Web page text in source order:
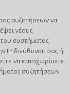
συζητήσεων να
νέους
συστήματος
IP διεύθυνσή σας ή
να καταχωρίσετε.
συζητήσεων